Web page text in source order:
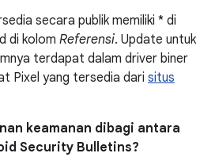
secara publik memiliki * di
di kolom Referensi. Update untuk
terdapat dalam driver biner
Pixel yang tersedia dari situs
keamanan dibagi antara
Security Bulletins?